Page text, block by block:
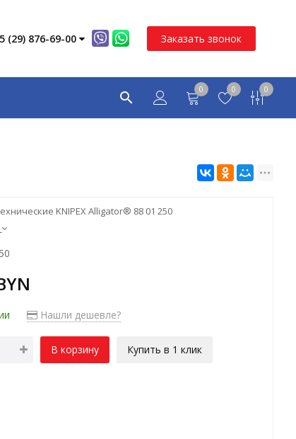
(29) 876-69-00 Заказать звонок
0 0 0
KNIPEX Alligator® 88 01 250
Нашли дешевле?
В корзину Купить в 1 клик